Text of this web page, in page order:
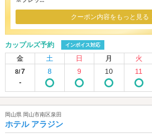
クーポン内容をもっと見る
カップルズ予約 インボイス対応
金 土 日 月 火
8/7
-
8 9 10 11
岡山県 岡山市南区泉田
ホテル アラジン